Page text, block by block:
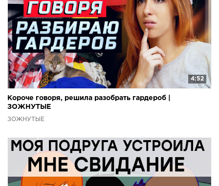
4:52
Короче говоря, решила разобрать гардероб |
ЗОЖНУТЫЕ
ЗОЖНУТЫЕ